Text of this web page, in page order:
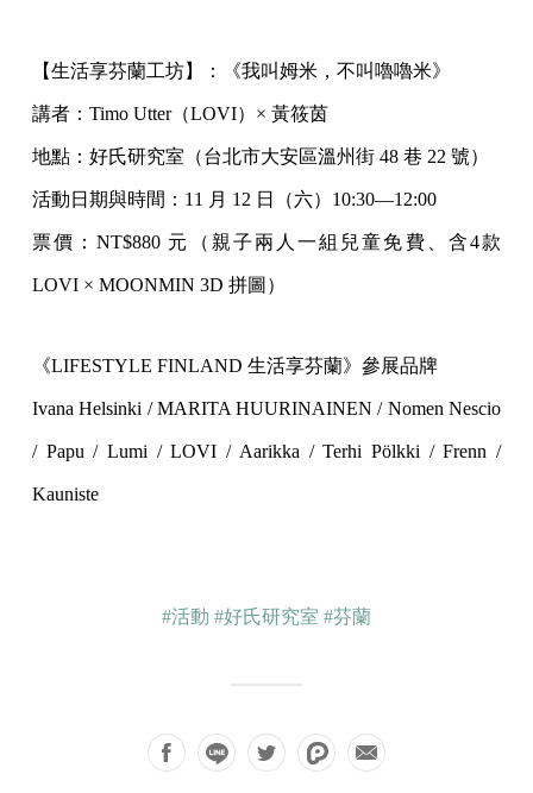
【生活享芬蘭工坊】：《我叫姆米，不叫嚕嚕米》
講者：Timo Utter（LOVI）× 黃筱茵
地點：好氏研究室（台北市大安區溫州街 48 巷 22 號）
活動日期與時間：11 月 12 日（六）10:30—12:00
票價：NT$880 元（親子兩人一組兒童免費、含4款
LOVI × MOONMIN 3D 拼圖）
《LIFESTYLE FINLAND 生活享芬蘭》參展品牌
Ivana Helsinki / MARITA HUURINAINEN / Nomen Nescio
/ Papu / Lumi / LOVI / Aarikka / Terhi Pölkki / Frenn /
Kauniste
#活動 #好氏研究室 #芬蘭